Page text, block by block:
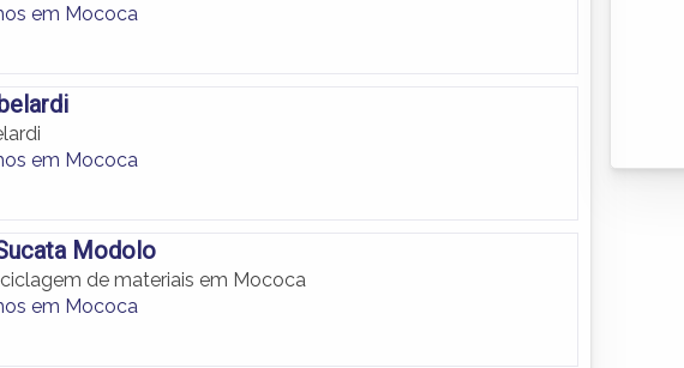
em Mococa
em Mococa
Modolo
de materiais em Mococa
em Mococa